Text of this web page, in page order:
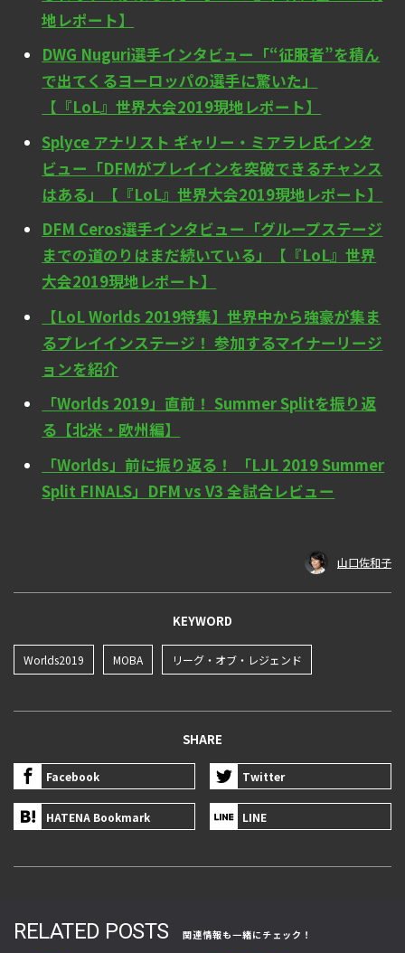
地レポート】
DWG Nuguri選手インタビュー「“征服者”を積ん
で出てくるヨーロッパの選手に驚いた」
【『LoL』世界大会2019現地レポート】
Splyce アナリスト ギャリー・ミアラレ氏インタ
ビュー「DFMがプレイインを突破できるチャンス
はある」【『LoL』世界大会2019現地レポート】
DFM Ceros選手インタビュー「グループステージ
までの道のりはまだ続いている」【『LoL』世界
大会2019現地レポート】
【LoL Worlds 2019特集】世界中から強豪が集ま
るプレイインステージ！ 参加するマイナーリージ
ョンを紹介
「Worlds 2019」直前！ Summer Splitを振り返
る【北米・欧州編】
「Worlds」前に振り返る！ 「LJL 2019 Summer
Split FINALS」DFM vs V3 全試合レビュー
山口佐和子
KEYWORD
Worlds2019 MOBA リーグ・オブ・レジェンド
SHARE
Facebook Twitter
HATENA Bookmark LINE
RELATED POSTS
関連情報も一緒にチェック！